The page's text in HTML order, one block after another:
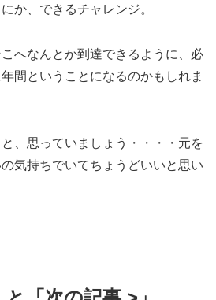
か、できるチャレンジ。
へなんとか到達できるように、必
間ということになるのかもしれま
、思っていましょう・・・・元を
気持ちでいてちょうどいいと思い